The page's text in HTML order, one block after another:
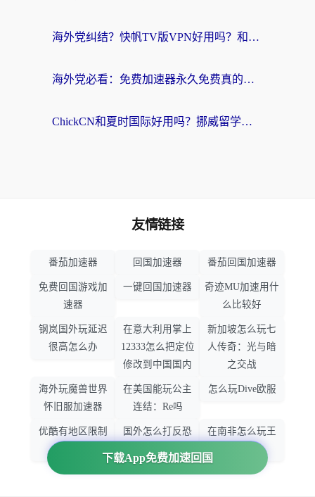
海外党纠结？快帆TV版VPN好用吗？和扇贝手游VPN对比哪个回国效果更好？
海外党必看：免费加速器永久免费真的存在吗？教你选对回国加速器无缝刷国内资源
ChickCN和夏时国际好用吗？挪威留学生亲测3款回国加速器，附穿梭和加速喵对比指南
下载App免费加速回国
友情链接
番茄加速器 回国加速器 番茄回国加速器
免费回国游戏加
速器
一键回国加速器
奇迹MU加速用什
么比较好
钢岚国外玩延迟
很高怎么办
在意大利用掌上
12333怎么把定位
修改到中国国内
新加坡怎么玩七
人传奇：光与暗
之交战
海外玩魔兽世界
怀旧服加速器
在美国能玩公主
连结：Re吗
怎么玩Dive欧服
优酷有地区限制
国外怎么打反恐
精英：全球攻势
在南非怎么玩王